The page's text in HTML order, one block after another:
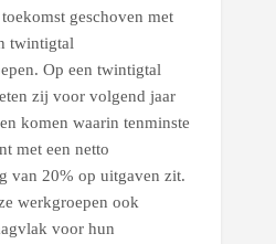
geschoven met
twintigtal
Op een twintigtal
zij voor volgend jaar
komen waarin tenminste
met een netto
van 20% op uitgaven zit.
werkgroepen ook
voor hun